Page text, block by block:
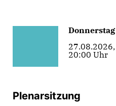
Donnerstag
20:00 Uhr
Plenarsitzung